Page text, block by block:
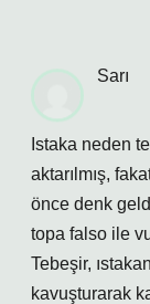
Sarı
Istaka neden
aktarılmış,
önce denk
topa falso ile
Tebeşir,
kavuşturarak